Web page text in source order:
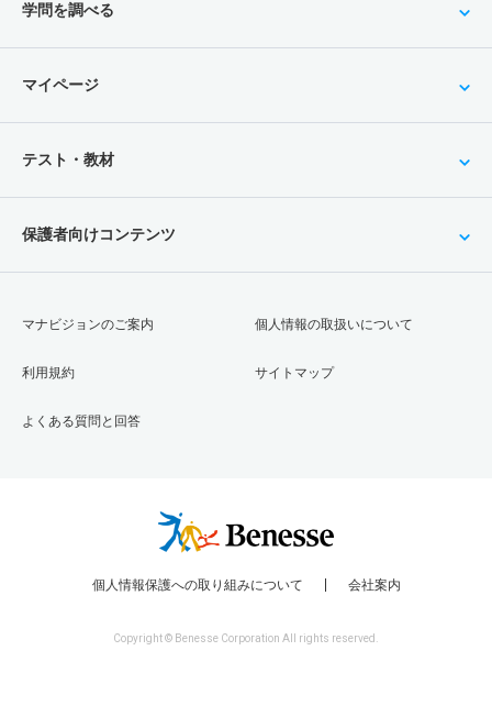
学問を調べる
マイページ
テスト・教材
保護者向けコンテンツ
マナビジョンのご案内
利用規約
よくある質問と回答
個人情報の取扱いについて
サイトマップ
個人情報保護への取り組みについて 会社案内
Copyright © Benesse Corporation All rights reserved.